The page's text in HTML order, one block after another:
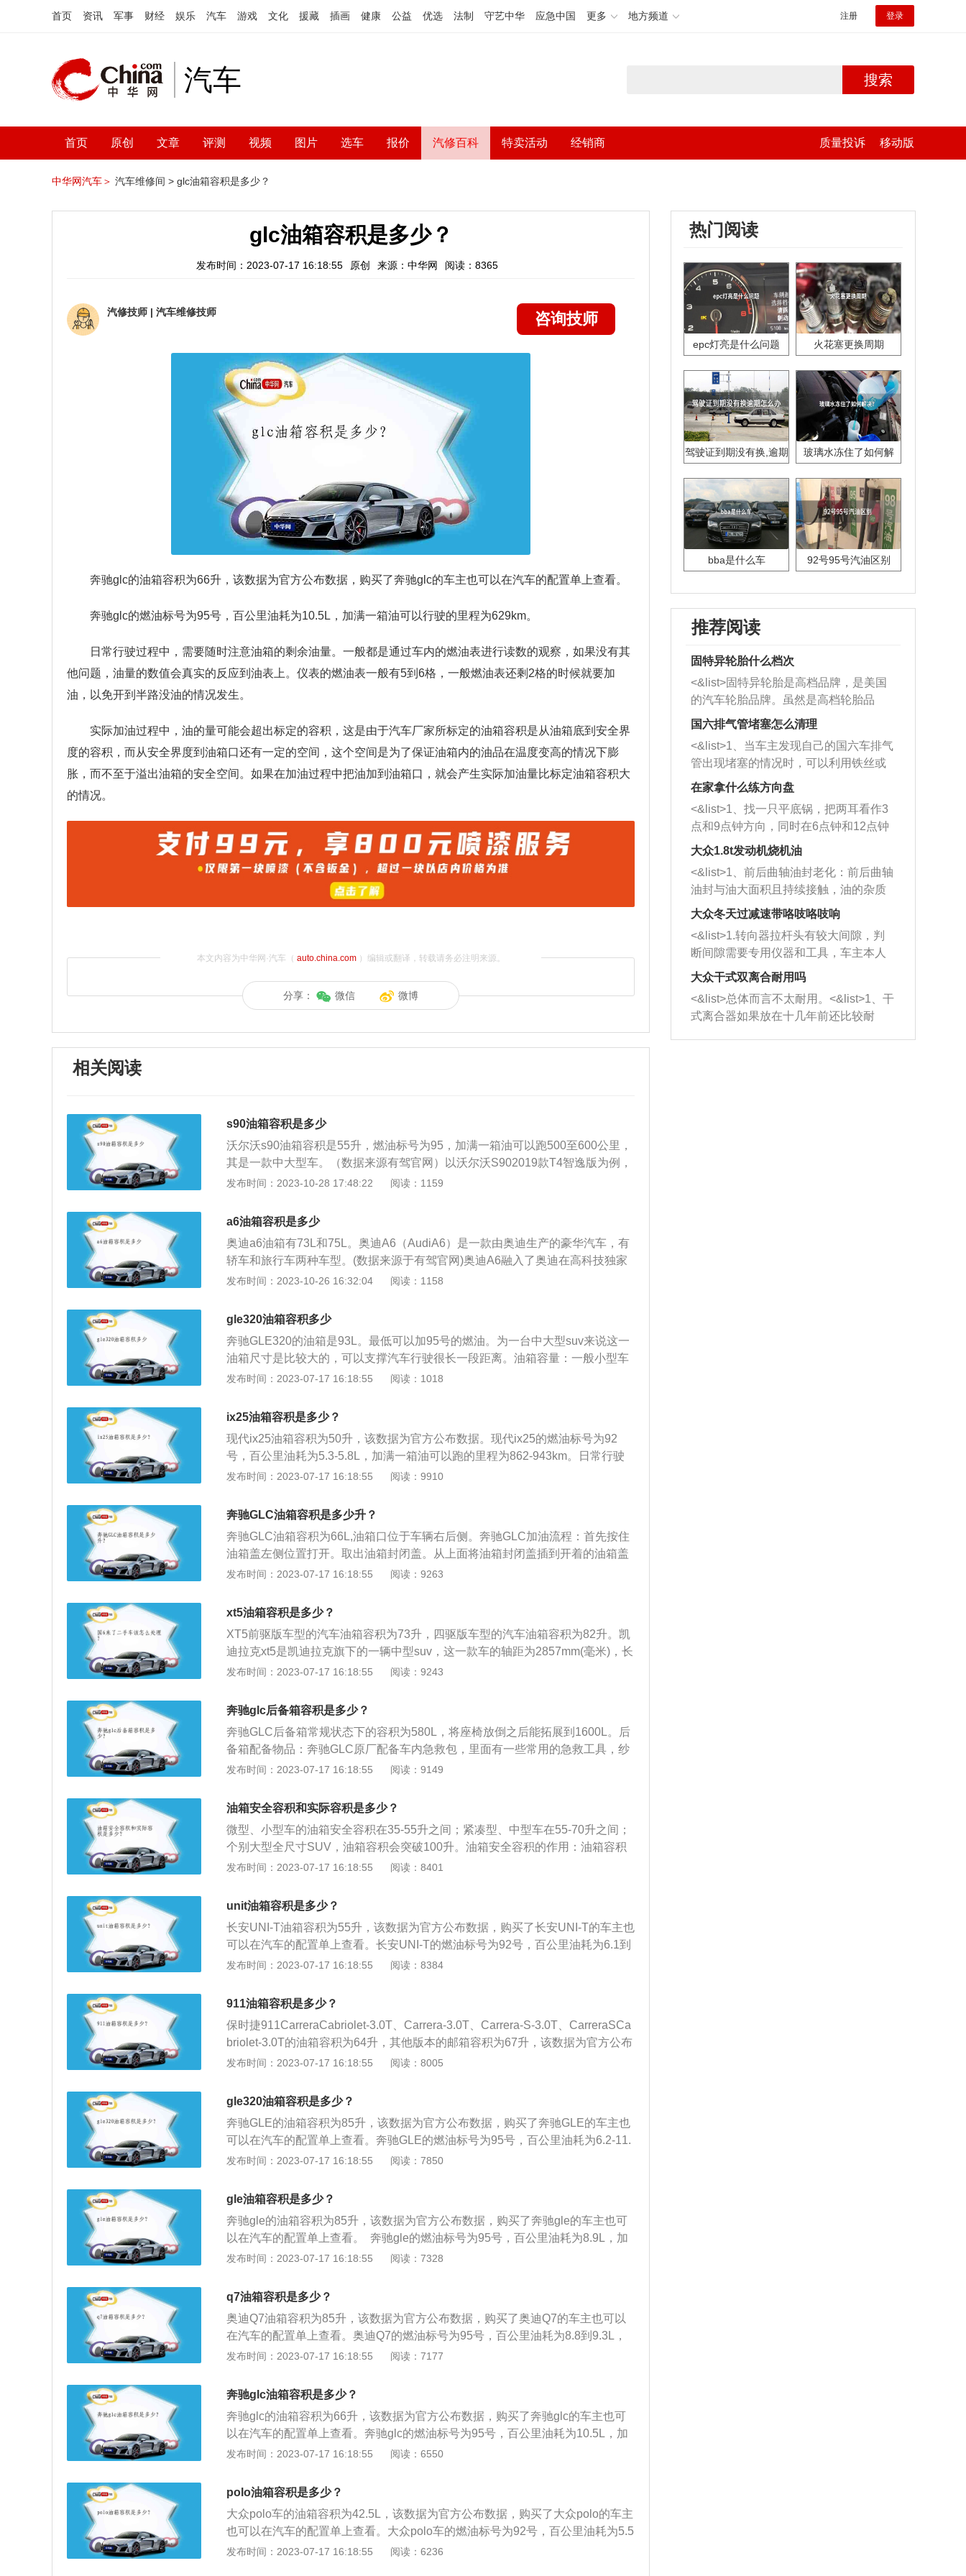
首页 资讯 军事 财经 娱乐 汽车 游戏 文化 援藏 插画 健康 公益 优选 法制 守艺中华 应急中国 更多 地方频道 注册 登录
汽车 搜索
首页 原创 文章 评测 视频 图片 选车 报价 汽修百科 特卖活动 经销商 质量投诉 移动版
中华网汽车＞ 汽车维修间 > glc油箱容积是多少？
glc油箱容积是多少？
发布时间：2023-07-17 16:18:55 原创 来源：中华网 阅读：8365
汽修技师 | 汽车维修技师 咨询技师
奔驰glc的油箱容积为66升，该数据为官方公布数据，购买了奔驰glc的车主也可以在汽车的配置单上查看。
奔驰glc的燃油标号为95号，百公里油耗为10.5L，加满一箱油可以行驶的里程为629km。
日常行驶过程中，需要随时注意油箱的剩余油量。一般都是通过车内的燃油表进行读数的观察，如果没有其
他问题，油量的数值会真实的反应到油表上。仪表的燃油表一般有5到6格，一般燃油表还剩2格的时候就要加
油，以免开到半路没油的情况发生。
实际加油过程中，油的量可能会超出标定的容积，这是由于汽车厂家所标定的油箱容积是从油箱底到安全界
度的容积，而从安全界度到油箱口还有一定的空间，这个空间是为了保证油箱内的油品在温度变高的情况下膨
胀，而不至于溢出油箱的安全空间。如果在加油过程中把油加到油箱口，就会产生实际加油量比标定油箱容积大
的情况。
本文内容为中华网·汽车（ auto.china.com）编辑或翻译，转载请务必注明来源。
分享： 微信 微博
相关阅读
s90油箱容积是多少
沃尔沃s90油箱容积是55升，燃油标号为95，加满一箱油可以跑500至600公里，
其是一款中大型车。（数据来源有驾官网）以沃尔沃S902019款T4智逸版为例，
沃尔沃s90的汽车油箱容积为55升。是沃尔沃旗下的一辆中大型汽车。轴距为306
压发动机，这款发动机的最大功率是140kw，最大扭矩为300牛米，最大扭矩转
速为1800到4800转每分钟。这款发动机配备了48v轻混动系统和缸内直喷技术，
而且使用的是铝合金缸盖缸体。油箱容积设计为55升的原因是为了满足油箱加满
油时可以行驶800公里以上路程，该车的百公里平均油耗为6.6升，使用95号或更
高的无铅汽油，汽车的油箱容积决定了汽车的行驶里程，油箱越大跑得越远。
发布时间：2023-10-28 17:48:22 阅读：1159
a6油箱容积是多少
奥迪a6油箱有73L和75L。奥迪A6（AudiA6）是一款由奥迪生产的豪华汽车，有
轿车和旅行车两种车型。(数据来源于有驾官网)奥迪A6融入了奥迪在高科技独家
技术，又进一步丰富了豪华的配置，并赋予其超强的运动特性。其特点是豪华、
第一次实现了真正的无级变速。它采用金属链传动方式，彻底取代了传统的齿轮
组变速方式，所以动力输出全无顿挫感，比普通自动变速更顺畅平滑，更拥有手
动变速般的快捷灵敏，同时还更节省燃油，操控更舒适。新增设的S档，提高加
速能力，增加驾驶乐趣。在外形设计方面，与上一代奥迪a6相比，全新奥迪A6L
外观上的最大变化是，前脸上原本被前保险杠分开的散热和进气格栅变成了一个
代、时尚有机地融为一体。尾部上方由圆润的流线型改为略微翘起的棱角，具有
扰流板的功效，可使车辆在高速行使时获得足够的抓地力，从而增强了高速行使
状态下车辆的操控性和安全性，同时也使尾部造型更显硬朗和运动化。以奥迪A6
雅型搭载的是3.0T340马力V6发动机，与之匹配的是7挡湿式双离合变速箱，最大
0mm,轴距3024mm,空间充足，驾驶体验感舒适。(数据来源于有驾官网)
发布时间：2023-10-26 16:32:04 阅读：1158
gle320油箱容积多少
奔驰GLE320的油箱是93L。最低可以加95号的燃油。为一台中大型suv来说这一
油箱尺寸是比较大的，可以支撑汽车行驶很长一段距离。油箱容量：一般小型车
油箱容量35至45升，中型车油箱容量55至75升左右。加满一油箱后一般都可以行
车油箱容积大，一般可行驶400至600公里。车身轻、排量小的车，油量小。满箱
油的最大行程：车重、排量大的车，油箱容积自然要大一些；但是满箱油的最大
行程大多都在400至600公里。当然，一些越野车除外。
发布时间：2023-07-17 16:18:55 阅读：1018
ix25油箱容积是多少？
现代ix25油箱容积为50升，该数据为官方公布数据。现代ix25的燃油标号为92
号，百公里油耗为5.3-5.8L，加满一箱油可以跑的里程为862-943km。日常行驶
过程中，需要随时注意油箱的剩余油量。一般都是通过车内的燃油表进行读数的
般有5到6格，一般燃油表还剩2格的时候就要加油，以免开到半路没油的情况发
生。实际加油过程中，油的量可能会超出标定的容积，这是由于汽车厂家所标定
的油箱容积是从油箱底到安全界度的容积，而从安全界度到油箱口还有一定的空
间，这个空间是为了保证油箱内的油品在温度变高的情况下膨胀，而不至于溢出
油箱的安全空间。如果在加油过程中把油加到油箱口，就会产生实际加油量比标
发布时间：2023-07-17 16:18:55 阅读：9910
奔驰GLC油箱容积是多少升？
奔驰GLC油箱容积为66L,油箱口位于车辆右后侧。奔驰GLC加油流程：首先按住
油箱盖左侧位置打开。取出油箱封闭盖。从上面将油箱封闭盖插到开着的油箱盖
上。将加注枪插入燃油加注口直到限位位置。若加油器被首次切断，则是提醒车
等待5秒，让燃油尽数漏进油箱。取下油箱封闭盖，盖上，确保旋紧。最后，请
关闭油箱盖。奔驰GLC加油注意事项：防止安全隐患，加油枪一定要确保深入到
油箱中。油箱盖一定要关紧，不然轻则燃油蒸发，重则发生事故。请注意，加油
过程中，所有人员尽量不要留在车内；假如留在车内，也一定要关闭车门。除静
电也是加油需要注意的环节，拿加油枪时要先除静电，可以触摸下金属等东西。
站打电话、抽烟等，容易引起爆炸事故。
发布时间：2023-07-17 16:18:55 阅读：9263
xt5油箱容积是多少？
XT5前驱版车型的汽车油箱容积为73升，四驱版车型的汽车油箱容积为82升。凯
迪拉克xt5是凯迪拉克旗下的一辆中型suv，这一款车的轴距为2857mm(毫米)，长
宽高分别是4813mm(毫米)，1903mm(毫米)，1682mm(毫米)。凯迪拉克xt5全系
大功率是174kw，最大扭矩为350牛米，最大功率转速为5000转每分钟，最大扭
矩转速为1500到4000转每分钟。同级别车中，英菲尼迪QX502022款2.0T两驱菁
英版油箱容积为60L,揽胜极光2021款极光L200PSR-DynamicStandard精英版油
箱容积为67L。实际加油过程中，油的量可能会超出标定的容积，这是由于汽车
厂家所标定的油箱容积是从油箱底到安全界度的容积，而从安全界度到油箱口还
不至于溢出油箱的安全空间。如果在加油过程中把油加到油箱口，就会产生实际
加油量比标定油箱容积大的情况。车主如果想了解油箱的剩余油量，可以观察油
表盘右侧的汽油表，上面标注着E、F，指针靠近E的时就表示快没油了，接近F
发布时间：2023-07-17 16:18:55 阅读：9243
奔驰glc后备箱容积是多少？
奔驰GLC后备箱常规状态下的容积为580L，将座椅放倒之后能拓展到1600L。后
备箱配备物品：奔驰GLC原厂配备车内急救包，里面有一些常用的急救工具，纱
布、剪刀、胶布等，另外一些车型的急救包还会常常讲究方法的说明，在紧急情
位。即使车门锁被锁定但未接合到位，也可能导致行李箱突然打开，这在驾驶过
程中是潜在的安全问题。
发布时间：2023-07-17 16:18:55 阅读：9149
油箱安全容积和实际容积是多少？
微型、小型车的油箱安全容积在35-55升之间；紧凑型、中型车在55-70升之间；
个别大型全尺寸SUV，油箱容积会突破100升。油箱安全容积的作用：油箱容积
是厂商公布的油箱最大安全容积，一般为实际容量的百分之95。主要是为了让燃
况下膨胀，而溢出油箱。油箱容量的查看方法：可以通过指针位置来查看油箱的
剩余油量。油表上标有E和F两个字母，F是满的意思，E是不足的意思，当燃油
图标亮起时则说明余油已经不多，需要尽快加油。
发布时间：2023-07-17 16:18:55 阅读：8401
unit油箱容积是多少？
长安UNI-T油箱容积为55升，该数据为官方公布数据，购买了长安UNI-T的车主也
可以在汽车的配置单上查看。长安UNI-T的燃油标号为92号，百公里油耗为6.1到
6.7L，加满一箱油可以跑的里程为901到820km。日常行驶过程中，需要随时注
问题，油量的数值会真实的反应到油表上。仪表的燃油表一般有5到6格，一般燃
油表还剩2格的时候就要加油，以免开到半路没油的情况发生。实际加油过程
中，油的量可能会超出标定的容积，这是由于汽车厂家所标定的油箱容积是从油
箱底到安全界度的容积，而从安全界度到油箱口还有一定的空间，这个空间是为
了保证油箱内的油品在温度变高的情况下膨胀，而不至于溢出油箱的安全空间。
况。
发布时间：2023-07-17 16:18:55 阅读：8384
911油箱容积是多少？
保时捷911CarreraCabriolet-3.0T、Carrera-3.0T、Carrera-S-3.0T、CarreraSCa
briolet-3.0T的油箱容积为64升，其他版本的邮箱容积为67升，该数据为官方公布
数据，购买了保时捷911的车主也可以在汽车的配置单上查看。保时捷911的燃油
T、CarreraSCabriolet-3.0T加满一箱油可以行驶的里程为719km。保时捷911其
他版本百公里油耗为8.9L，加满一箱油可以行驶的里程为753km。日常行驶过程
中，需要随时注意油箱的剩余油量。一般都是通过车内的燃油表进行读数的观
察，如果没有其他问题，油量的数值会真实地反应到油表上。仪表的燃油表一般
有5到6格，一般燃油表还剩2格的时候就要加油，以免开到半路没油的情况发
的油箱容积是从油箱底到安全界度的容积，而从安全界度到油箱口还有一定的空
间，这个空间是为了保证油箱内的油品在温度变高的情况下膨胀，而不至于溢出
油箱的安全空间。如果在加油过程中把油加到油箱口，就会产生实际加油量比标
发布时间：2023-07-17 16:18:55 阅读：8005
gle320油箱容积是多少？
奔驰GLE的油箱容积为85升，该数据为官方公布数据，购买了奔驰GLE的车主也
可以在汽车的配置单上查看。奔驰GLE的燃油标号为95号，百公里油耗为6.2-11.
5L，加满一箱油可以行驶的里程为739到1371km。日常行驶过程中，需要随时注
问题，油量的数值会真实地反应到油表上。仪表的燃油表一般有5到6格，一般燃
油表还剩2格的时候就要加油，以免开到半路没油的情况发生。实际加油过程
中，油的量可能会超出标定的容积，这是由于汽车厂家所标定的油箱容积是从油
箱底到安全界度的容积，而从安全界度到油箱口还有一定的空间，这个空间是为
了保证油箱内的油品在温度变高的情况下膨胀，而不至于溢出油箱的安全空间。
况。
发布时间：2023-07-17 16:18:55 阅读：7850
gle油箱容积是多少？
奔驰gle的油箱容积为85升，该数据为官方公布数据，购买了奔驰gle的车主也可
以在汽车的配置单上查看。 奔驰gle的燃油标号为95号，百公里油耗为8.9L，加
满一箱油可以跑的里程为955km。 日常行驶过程中，需要随时注意油箱的剩余油
值会真实的反应到油表上。仪表的燃油表一般有5到6格，一般燃油表还剩2格的
时候就要加油，以免开到半路没油的情况发生。 实际加油过程中，油的量可能会
超出标定的容积，这是由于汽车厂家所标定的油箱容积是从油箱底到安全界度的
容积，而从安全界度到油箱口还有一定的空间，这个空间是为了保证油箱内的油
品在温度变高的情况下膨胀，而不至于溢出油箱的安全空间。如果在加油过程中
发布时间：2023-07-17 16:18:55 阅读：7328
q7油箱容积是多少？
奥迪Q7油箱容积为85升，该数据为官方公布数据，购买了奥迪Q7的车主也可以
在汽车的配置单上查看。奥迪Q7的燃油标号为95号，百公里油耗为8.8到9.3L，
加满一箱油可以跑的里程为914到966km。日常行驶过程中，需要随时注意油箱
油量的数值会真实的反应到油表上。仪表的燃油表一般有5到6格，一般燃油表还
剩2格的时候就要加油，以免开到半路没油的情况发生。实际加油过程中，油的
量可能会超出标定的容积，这是由于汽车厂家所标定的油箱容积是从油箱底到安
全界度的容积，而从安全界度到油箱口还有一定的空间，这个空间是为了保证油
箱内的油品在温度变高的情况下膨胀，而不至于溢出油箱的安全空间。如果在加
发布时间：2023-07-17 16:18:55 阅读：7177
奔驰glc油箱容积是多少？
奔驰glc的油箱容积为66升，该数据为官方公布数据，购买了奔驰glc的车主也可
以在汽车的配置单上查看。奔驰glc的燃油标号为95号，百公里油耗为10.5L，加
满一箱油可以行驶的里程为629km。日常行驶过程中，需要随时注意油箱的剩余
数值会真实的反应到油表上。仪表的燃油表一般有5到6格，一般燃油表还剩2格
的时候就要加油，以免开到半路没油的情况发生。实际加油过程中，油的量可能
会超出标定的容积，这是由于汽车厂家所标定的油箱容积是从油箱底到安全界度
的容积，而从安全界度到油箱口还有一定的空间，这个空间是为了保证油箱内的
油品在温度变高的情况下膨胀，而不至于溢出油箱的安全空间。如果在加油过程
发布时间：2023-07-17 16:18:55 阅读：6550
polo油箱容积是多少？
大众polo车的油箱容积为42.5L，该数据为官方公布数据，购买了大众polo的车主
也可以在汽车的配置单上查看。大众polo车的燃油标号为92号，百公里油耗为5.5
L，加满一箱油可以跑的里程为772km。日常行驶过程中，需要随时注意油箱的
发布时间：2023-07-17 16:18:55 阅读：6236
热门阅读
epc灯亮是什么问题 火花塞更换周期
驾驶证到期没有换,逾期
玻璃水冻住了如何解
bba是什么车 92号95号汽油区别
推荐阅读
固特异轮胎什么档次
<&list>固特异轮胎是高档品牌，是美国
的汽车轮胎品牌。虽然是高档轮胎品
牌，但是中高低端的轮胎都有生产，这
也是为了更好的开拓市场。
国六排气管堵塞怎么清理
<&list>1、当车主发现自己的国六车排气
管出现堵塞的情况时，可以利用铁丝或
者是细棍，直接将杂物给取出来，如果
堵塞情况比较严重，也可以采取应急措
施。 <&list>2、直接利用木棍将所有的
杂物推到排气管里面的位置处，然后将
三元催化器拆解开，就可以将堵塞的东
西取出来。但如果是因为积碳过多引起
的堵塞，就需要将三元催化器泡在草酸
洗剂对堵塞的情况得到解决，将清洗剂
放在燃油箱中，与燃油混合后，车辆启
动时，就可以和汽油一起进入到燃烧
室，最后形成废气排出，就可以让三元
催化器得到清洗，排气管堵塞的情况就
能够得到解决。
在家拿什么练方向盘
<&list>1、找一只平底锅，把两耳看作3
点和9点钟方向，同时在6点钟和12点钟
方向做一个标记。 <&list>2、双手握住
一圈半的练习，往右同样也要打相同的
圈数。 <&list>3、最后强调要反复练
习，这样就可以形成肌肉记忆，在真实
驾驶车辆时，不需要记忆也能打好方
向。
大众1.8t发动机烧机油
<&list>1、前后曲轴油封老化：前后曲轴
油封与油大面积且持续接触，油的杂质
和发动机内持续温度变化使其密封效果
逐渐减弱，导致渗油或漏油。<&list>2、
活塞间隙过大：积碳会使活塞环与缸体
的间隙扩大，导致机油流入燃烧室中，
造成烧机油。<&list>3、机油粘度。使用
机油粘度过小的话，同样会有烧机油现
象，机油粘度过小具有很好的流动性，
大众冬天过减速带咯吱咯吱响
<&list>1.转向器拉杆头有较大间隙，判
断间隙需要专用仪器和工具，车主本人
无法制作，需要将车辆送到修理厂或4s
店；<&list>2.车辆半轴套管防尘罩破
裂，破裂后会出现漏油现象，使半轴磨
损严重，磨损的半轴容易损坏，产生异
响；<&list>3.稳定器的转向胶套和球头
大众干式双离合耐用吗
<&list>总体而言不太耐用。<&list>1、干
式离合器如果放在十几年前还比较耐